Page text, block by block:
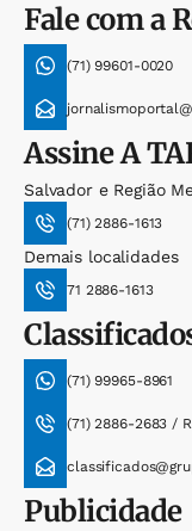
Fale com a
(71) 99601-0020
AssineA
Salvador e Região
(71) 2886-1613
Demais localidades
71 2886-1613
(71) 99965-8961
(71) 2886-2683 /
Publicidade